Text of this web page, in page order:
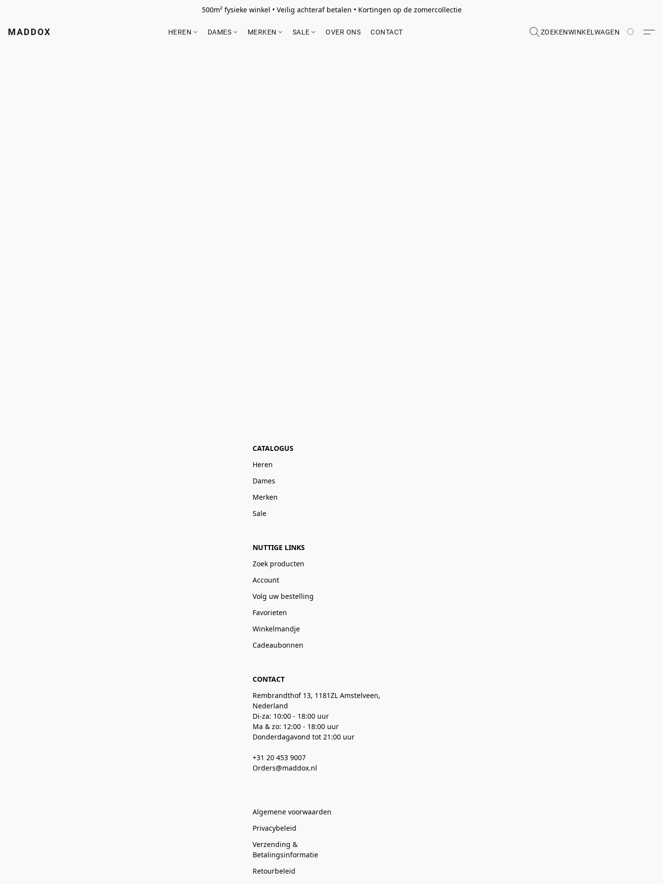
500m² fysieke winkel • Veilig achteraf betalen • Kortingen op de zomercollectie
MADDOX HEREN DAMES MERKEN SALE OVER ONS CONTACT ZOEKENWINKELWAGEN
CATALOGUS
Heren
Dames
Merken
Sale
NUTTIGE LINKS
Zoek producten
Account
Volg uw bestelling
Favorieten
Winkelmandje
Cadeaubonnen
CONTACT
Rembrandthof 13, 1181ZL Amstelveen,
Nederland
Di-za: 10:00 - 18:00 uur
Ma & zo: 12:00 - 18:00 uur
Donderdagavond tot 21:00 uur
+31 20 453 9007
Orders@maddox.nl
Algemene voorwaarden
Privacybeleid
Verzending &
Betalingsinformatie
Retourbeleid